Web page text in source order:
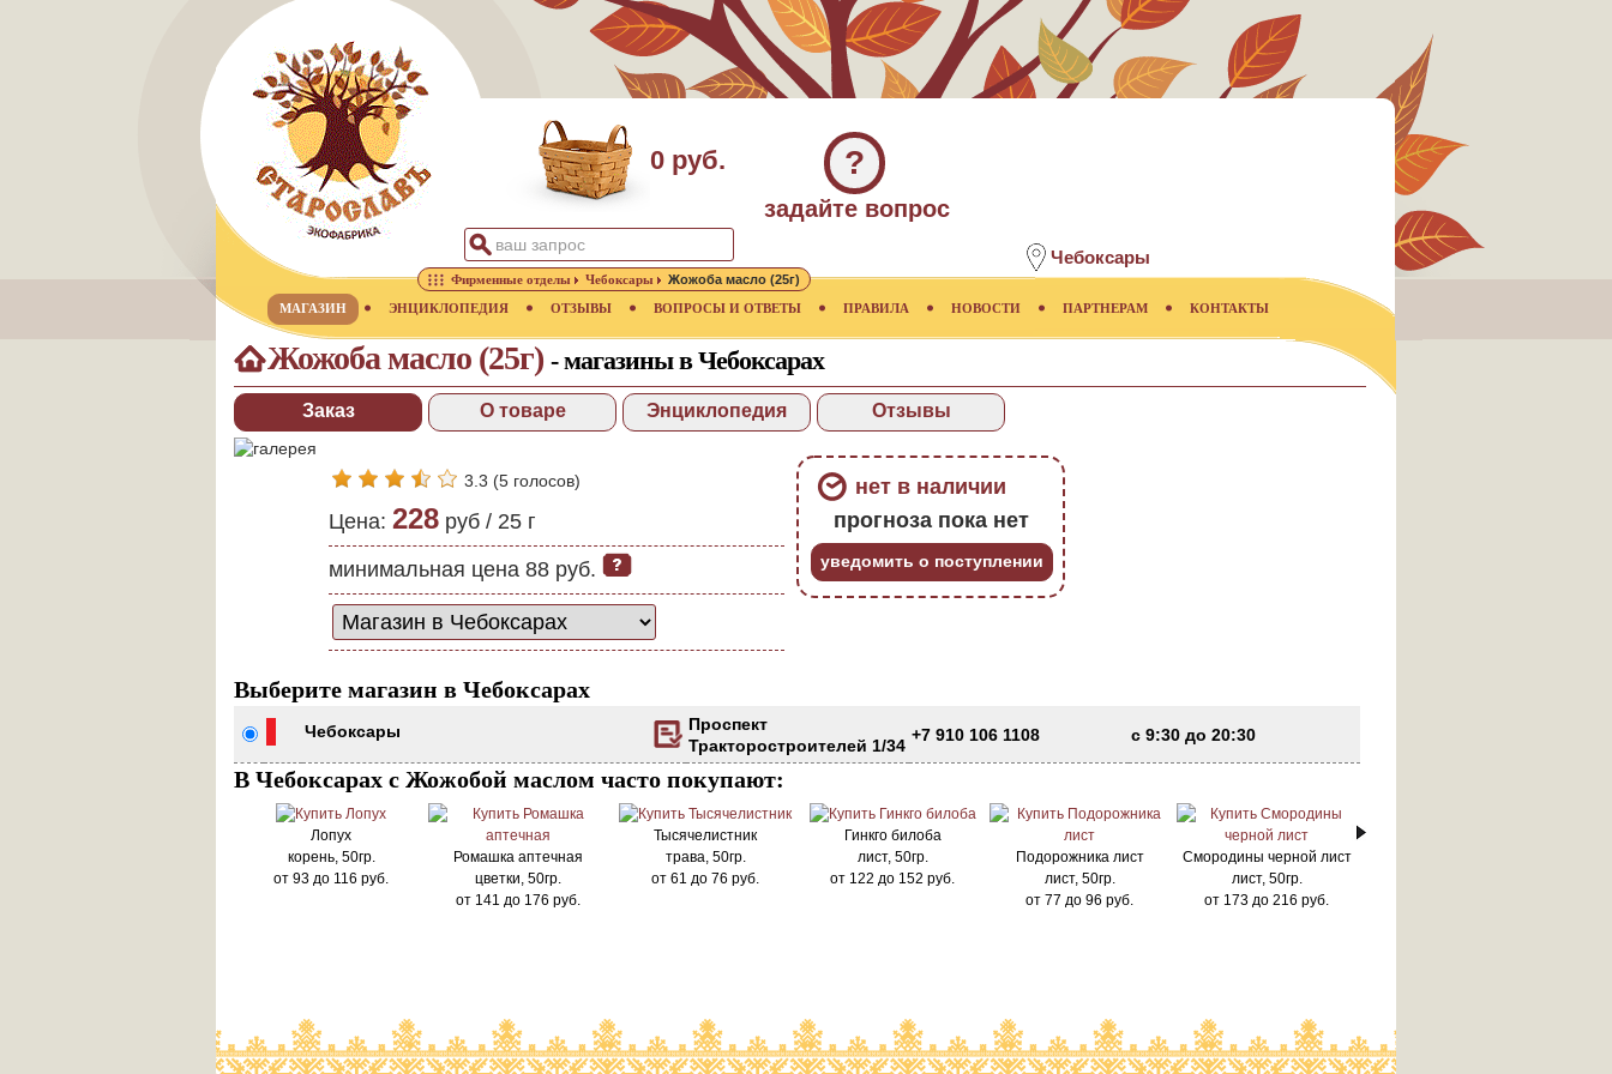
0 руб. ?
задайте вопрос
Чебоксары
МАГАЗИН ЭНЦИКЛОПЕДИЯ ОТЗЫВЫ ВОПРОСЫ И ОТВЕТЫ ПРАВИЛА НОВОСТИ ПАРТНЕРАМ КОНТАКТЫ
Фирменные отделы Чебоксары Жожоба масло (25г)
Жожоба масло (25г) - магазины в Чебоксарах
Заказ О товаре Энциклопедия Отзывы
3.3 (5 голосов)
Цена: 228 руб / 25 г
минимальная цена 88 руб.
нет в наличии
прогноза пока нет
уведомить о поступлении
Выберите магазин в Чебоксарах
Чебоксары
Проспект
Тракторостроителей 1/34
+7 910 106 1108 с 9:30 до 20:30
В Чебоксарах с Жожобой маслом часто покупают:
Лопух
корень, 50гр.
от 93 до 116 руб.
Ромашка аптечная
цветки, 50гр.
от 141 до 176 руб.
Тысячелистник
трава, 50гр.
от 61 до 76 руб.
Гинкго билоба
лист, 50гр.
от 122 до 152 руб.
Подорожника лист
лист, 50гр.
от 77 до 96 руб.
Смородины черной лист
лист, 50гр.
от 173 до 216 руб.